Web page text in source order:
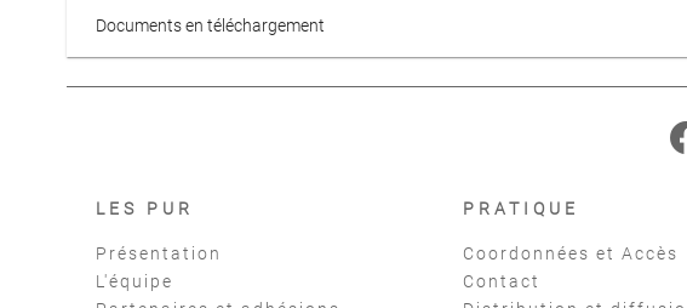
Documents en téléchargement
LES PUR
Présentation
L'équipe
PRATIQUE
Coordonnées et Accès
Contact